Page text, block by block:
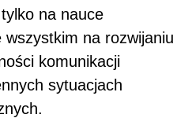
na nauce
na rozwijaniu
komunikacji
sytuacjach